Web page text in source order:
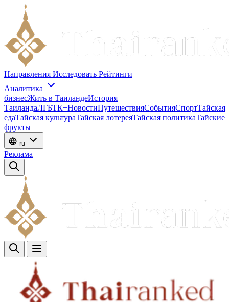
Направления Исследовать Рейтинги
Аналитика
бизнесЖить в ТаиландеИстория
ТаиландаЛГБТК+НовостиПутешествияСобытияСпортТайская
едаТайская культураТайская лотереяТайская политикаТайские
фрукты
ru
Реклама